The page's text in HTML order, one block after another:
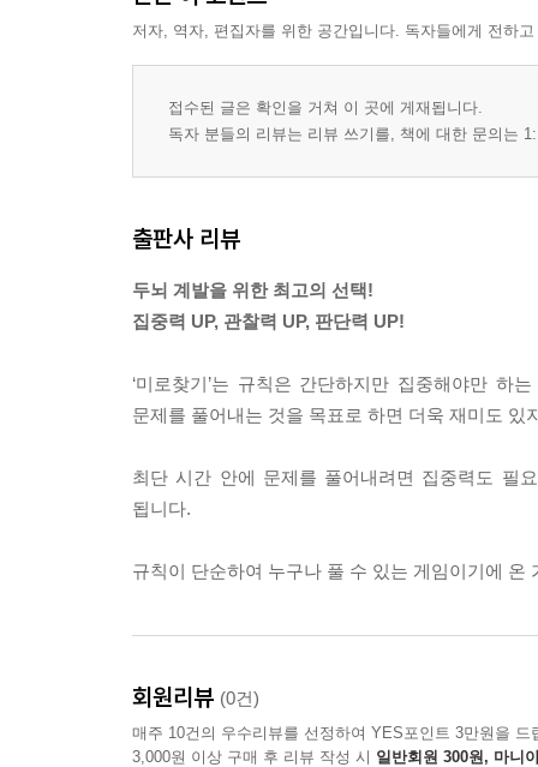
저자, 역자, 편집자를 위한 공간입니다. 독자들에게 전하
접수된 글은 확인을 거쳐 이 곳에 게재됩니다.
독자 분들의 리뷰는 리뷰 쓰기를, 책에 대한 문의는
출판사 리뷰
두뇌 계발을 위한 최고의 선택!
집중력 UP, 관찰력 UP, 판단력 UP!
‘미로찾기’는 규칙은 간단하지만 집중해야만 하
문제를 풀어내는 것을 목표로 하면 더욱 재미도 있
최단 시간 안에 문제를 풀어내려면 집중력도 필
됩니다.
규칙이 단순하여 누구나 풀 수 있는 게임이기에
회원리뷰 (0건)
매주 10건의 우수리뷰를 선정하여 YES포인트 3만원을 드
3,000원 이상 구매 후 리뷰 작성 시 일반회원 300원, 마니